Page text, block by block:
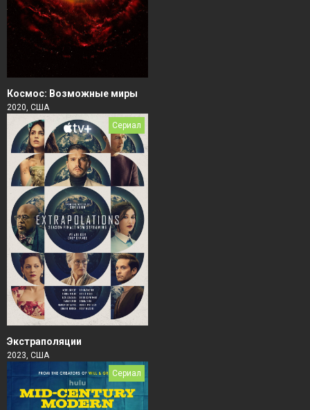
Космос: Возможные миры
2020, США
Сериал
Экстраполяции
2023, США
Сериал